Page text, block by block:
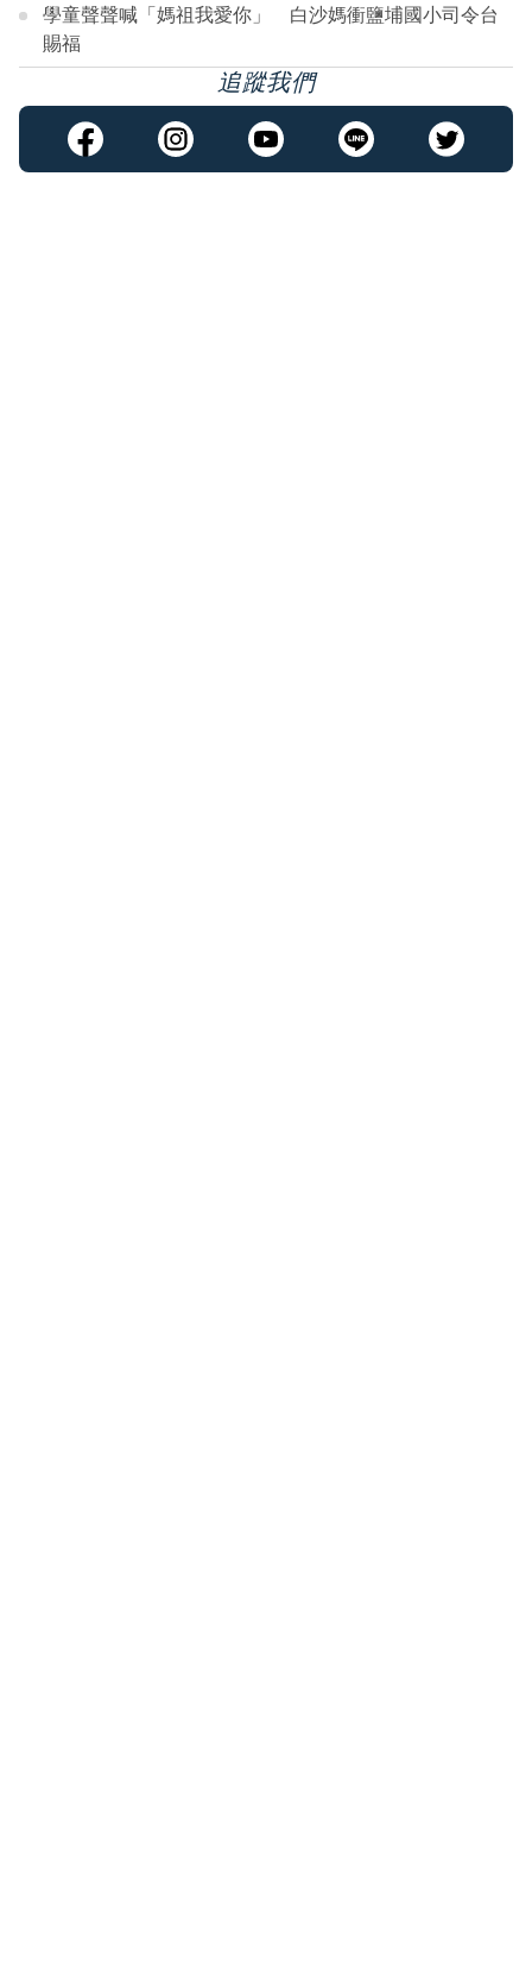
學童聲聲喊「媽祖我愛你」 白沙媽衝鹽埔國小司令台
賜福
追蹤我們